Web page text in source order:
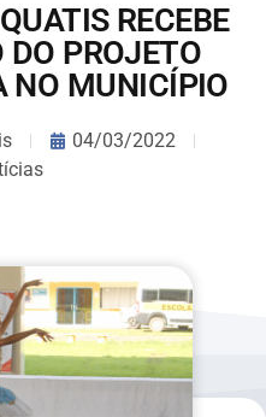
RECEBE
PROJETO
NO MUNICÍPIO
04/03/2022